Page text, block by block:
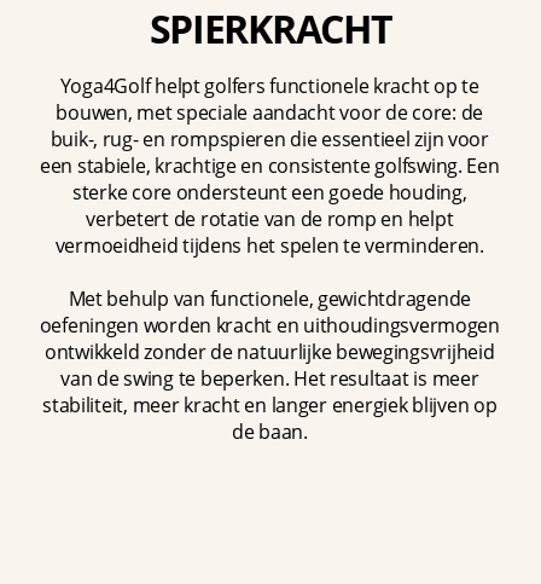
SPIERKRACHT
Yoga4Golf helpt golfers functionele kracht op te
bouwen, met speciale aandacht voor de core: de
buik-, rug- en rompspieren die essentieel zijn voor
een stabiele, krachtige en consistente golfswing. Een
sterke core ondersteunt een goede houding,
verbetert de rotatie van de romp en helpt
vermoeidheid tijdens het spelen te verminderen.
Met behulp van functionele, gewichtdragende
oefeningen worden kracht en uithoudingsvermogen
ontwikkeld zonder de natuurlijke bewegingsvrijheid
van de swing te beperken. Het resultaat is meer
stabiliteit, meer kracht en langer energiek blijven op
de baan.